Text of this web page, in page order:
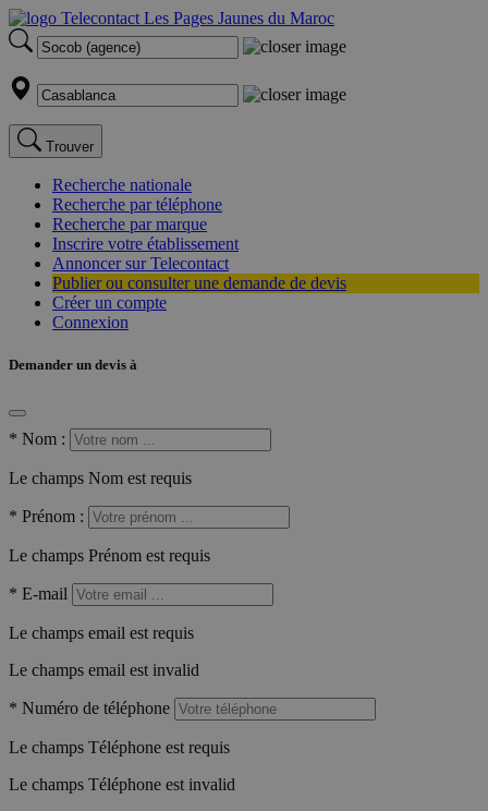
Trouver
Recherche nationale
Recherche par téléphone
Recherche par marque
Inscrire votre établissement
Annoncer sur Telecontact
Publier ou consulter une demande de devis
Créer un compte
Connexion
Demander un devis à
* Nom :
Le champs Nom est requis
* Prénom :
Le champs Prénom est requis
* E-mail
Le champs email est requis
Le champs email est invalid
* Numéro de téléphone
Le champs Téléphone est requis
Le champs Téléphone est invalid